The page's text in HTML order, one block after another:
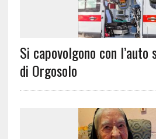
Si capovolgono con
di Orgosolo